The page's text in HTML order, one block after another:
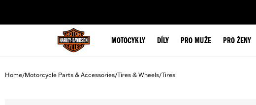
MOTOCYKLY DÍLY PRO MUŽE PRO ŽENY
Home/Motorcycle Parts & Accessories/Tires & Wheels/Tires